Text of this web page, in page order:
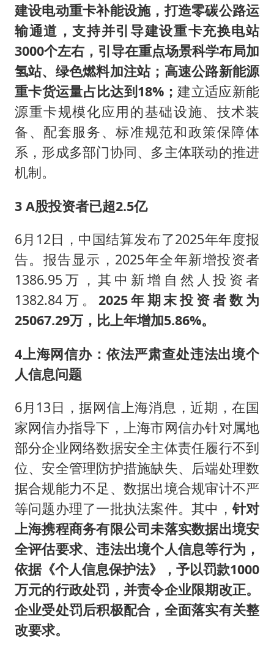
建设电动重卡补能设施，打造零碳公路运
输通道，支持并引导建设重卡充换电站
3000个左右，引导在重点场景科学布局加
氢站、绿色燃料加注站；高速公路新能源
重卡货运量占比达到18%；建立适应新能
源重卡规模化应用的基础设施、技术装
备、配套服务、标准规范和政策保障体
系，形成多部门协同、多主体联动的推进
机制。
3 A股投资者已超2.5亿
6月12日，中国结算发布了2025年年度报
告。报告显示，2025年全年新增投资者
1386.95万，其中新增自然人投资者
1382.84万。 2025年期末投资者数为
25067.29万，比上年增加5.86%。
4上海网信办：依法严肃查处违法出境个
人信息问题
6月13日，据网信上海消息，近期，在国
家网信办指导下，上海市网信办针对属地
部分企业网络数据安全主体责任履行不到
位、安全管理防护措施缺失、后端处理数
据合规能力不足、数据出境合规审计不严
等问题办理了一批执法案件。其中，针对
上海携程商务有限公司未落实数据出境安
全评估要求、违法出境个人信息等行为，
依据《个人信息保护法》，予以罚款1000
万元的行政处罚，并责令企业限期改正。
企业受处罚后积极配合，全面落实有关整
改要求。